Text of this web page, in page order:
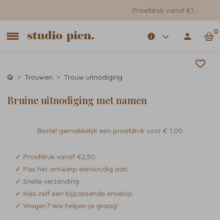
Proefdruk vanaf €1,-
0
Trouwen Trouw uitnodiging
Bruine uitnodiging met namen
Bestel gemakkelijk een proefdruk voor € 1,00
✓ Proefdruk vanaf €2,50
✓ Pas het ontwerp eenvoudig aan
✓ Snelle verzending
✓ Kies zelf een bijpassende envelop
✓ Vragen? We helpen je graag!